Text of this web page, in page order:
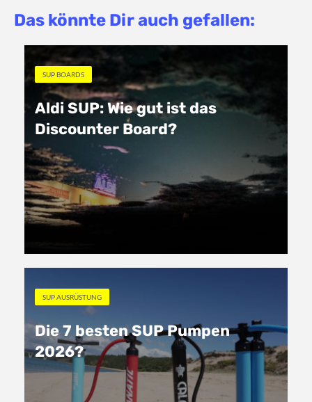
Das könnte Dir auch gefallen:
SUP BOARDS
Aldi SUP: Wie gut ist das
Discounter Board?
SUP AUSRÜSTUNG
Die 7 besten SUP Pumpen
2026?